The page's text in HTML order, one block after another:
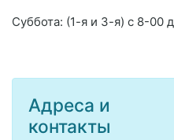
Суббота: (1-я и 3-я) с 8-00
Адреса и
контакты